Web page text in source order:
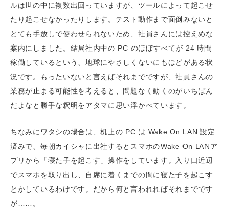
ルは世の中に複数出回っていますが、ツールによって起こせ
たり起こせなかったりします。テスト動作まで面倒みないと
とても手放しで使わせられないため、社員さんには控えめな
案内にしました。結局社内中の PC のほぼすべてが 24 時間
稼働しているという、地球にやさしくないにもほどがある状
況です。もったいないと言えばそれまでですが、社員さんの
業務が止まる可能性を考えると、問題なく動くのがいちばん
だよなと勝手な釈明をアタマに思い浮かべています。
ちなみにワタシの場合は、机上の PC は Wake On LAN 設定
済みで、毎朝カイシャに出社するとスマホのWake On LANア
プリから「寝た子を起こす」操作をしています。入り口近辺
でスマホを取り出し、自席に着くまでの間に寝た子を起こす
とかしているわけです。だから何と言われればそれまでです
が……。